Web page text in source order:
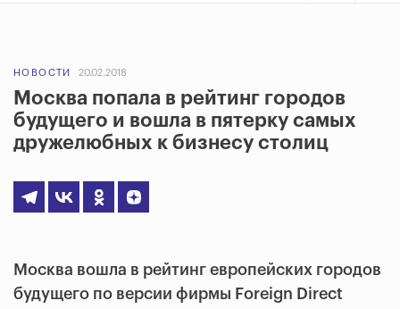
НОВОСТИ 20.02.2018
Москва попала в рейтинг городов
будущего и вошла в пятерку самых
дружелюбных к бизнесу столиц
Москва вошла в рейтинг европейских городов
будущего по версии фирмы Foreign Direct